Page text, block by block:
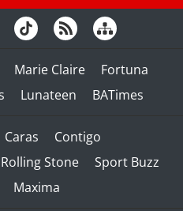
Marie Claire
Fortuna
Lunateen BATimes
Caras
Contigo
Rolling Stone
Sport Buzz
Maxima